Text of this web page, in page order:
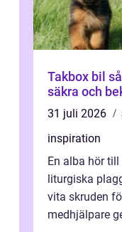
Takbox bil så väljer du rätt takbox för
säkra och
31 juli 2026
inspiration
En alba hör
liturgiska
vita skruden
medhjälpare